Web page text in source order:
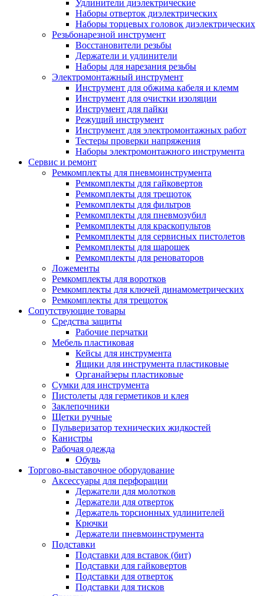
Удлинители диэлектрические
Наборы отверток диэлектрических
Наборы торцевых головок диэлектрических
Резьбонарезной инструмент
Восстановители резьбы
Держатели и удлинители
Наборы для нарезания резьбы
Электромонтажный инструмент
Инструмент для обжима кабеля и клемм
Инструмент для очистки изоляции
Инструмент для пайки
Режущий инструмент
Инструмент для электромонтажных работ
Тестеры проверки напряжения
Наборы электромонтажного инструмента
Сервис и ремонт
Ремкомплекты для пневмоинструмента
Ремкомплекты для гайковертов
Ремкомплекты для трещоток
Ремкомплекты для фильтров
Ремкомплекты для пневмозубил
Ремкомплекты для краскопультов
Ремкомплекты для сервисных пистолетов
Ремкомплекты для шарошек
Ремкомплекты для реноваторов
Ложементы
Ремкомплекты для воротков
Ремкомплекты для ключей динамометрических
Ремкомплекты для трещоток
Сопутствующие товары
Средства защиты
Рабочие перчатки
Мебель пластиковая
Кейсы для инструмента
Ящики для инструмента пластиковые
Органайзеры пластиковые
Сумки для инструмента
Пистолеты для герметиков и клея
Заклепочники
Щетки ручные
Пульверизатор технических жидкостей
Канистры
Рабочая одежда
Обувь
Торгово-выставочное оборудование
Аксессуары для перфорации
Держатели для молотков
Держатели для отверток
Держатель торсионных удлинителей
Крючки
Держатели пневмоинструмента
Подставки
Подставки для вставок (бит)
Подставки для гайковертов
Подставки для отверток
Подставки для тисков